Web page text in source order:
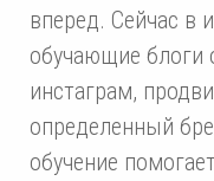
вперед. Сейчас в
обучающие блоги
инстаграм,
определенный
обучение